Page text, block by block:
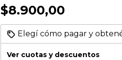
$8.900,00
Elegí cómo pagar y
Ver cuotas y descuentos